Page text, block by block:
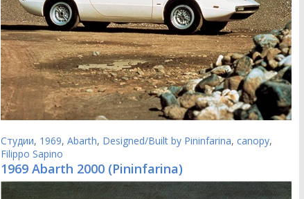
Студии, 1969, Abarth, Designed/Built by Pininfarina, canopy,
Filippo Sapino
1969 Abarth 2000 (Pininfarina)